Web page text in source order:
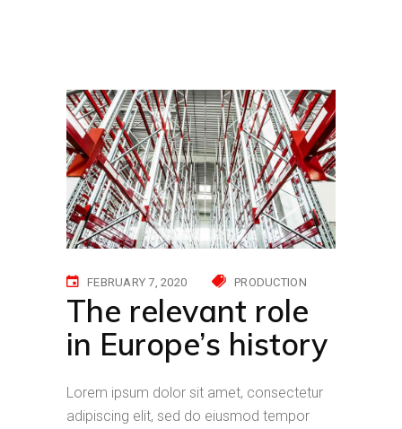
FEBRUARY 7, 2020 PRODUCTION
The relevant role
in Europe’s history
Lorem ipsum dolor sit amet, consectetur
adipiscing elit, sed do eiusmod tempor